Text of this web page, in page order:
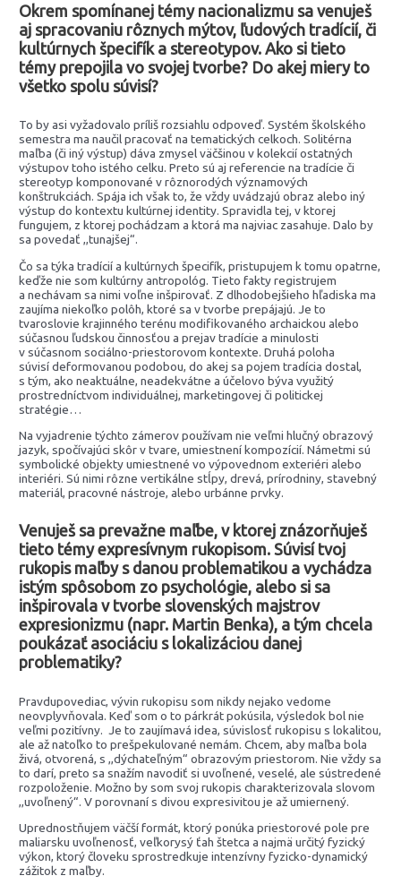
Okrem spomínanej témy nacionalizmu sa venuješ
aj spracovaniu rôznych mýtov, ľudových tradícií, či
kultúrnych špecifík a stereotypov. Ako si tieto
témy prepojila vo svojej tvorbe? Do akej miery to
všetko spolu súvisí?
To by asi vyžadovalo príliš rozsiahlu odpoveď. Systém školského
semestra ma naučil pracovať na tematických celkoch. Solitérna
maľba (či iný výstup) dáva zmysel väčšinou v kolekcií ostatných
výstupov toho istého celku. Preto sú aj referencie na tradície či
stereotyp komponované v rôznorodých významových
konštrukciách. Spája ich však to, že vždy uvádzajú obraz alebo iný
výstup do kontextu kultúrnej identity. Spravidla tej, v ktorej
fungujem, z ktorej pochádzam a ktorá ma najviac zasahuje. Dalo by
sa povedať ,,tunajšej“.
Čo sa týka tradícií a kultúrnych špecifík, pristupujem k tomu opatrne,
keďže nie som kultúrny antropológ. Tieto fakty registrujem
a nechávam sa nimi voľne inšpirovať. Z dlhodobejšieho hľadiska ma
zaujíma niekoľko polôh, ktoré sa v tvorbe prepájajú. Je to
tvaroslovie krajinného terénu modifikovaného archaickou alebo
súčasnou ľudskou činnosťou a prejav tradície a minulosti
v súčasnom sociálno-priestorovom kontexte. Druhá poloha
súvisí deformovanou podobou, do akej sa pojem tradícia dostal,
s tým, ako neaktuálne, neadekvátne a účelovo býva využitý
prostredníctvom individuálnej, marketingovej či politickej
stratégie…
Na vyjadrenie týchto zámerov používam nie veľmi hlučný obrazový
jazyk, spočívajúci skôr v tvare, umiestnení kompozícií. Námetmi sú
symbolické objekty umiestnené vo výpovednom exteriéri alebo
interiéri. Sú nimi rôzne vertikálne stĺpy, drevá, prírodniny, stavebný
materiál, pracovné nástroje, alebo urbánne prvky.
Venuješ sa prevažne maľbe, v ktorej znázorňuješ
tieto témy expresívnym rukopisom. Súvisí tvoj
rukopis maľby s danou problematikou a vychádza
istým spôsobom zo psychológie, alebo si sa
inšpirovala v tvorbe slovenských majstrov
expresionizmu (napr. Martin Benka), a tým chcela
poukázať asociáciu s lokalizáciou danej
problematiky?
Pravdupovediac, vývin rukopisu som nikdy nejako vedome
neovplyvňovala. Keď som o to párkrát pokúsila, výsledok bol nie
veľmi pozitívny. Je to zaujímavá idea, súvislosť rukopisu s lokalitou,
ale až natoľko to prešpekulované nemám. Chcem, aby maľba bola
živá, otvorená, s ,,dýchateľným“ obrazovým priestorom. Nie vždy sa
to darí, preto sa snažím navodiť si uvoľnené, veselé, ale sústredené
rozpoloženie. Možno by som svoj rukopis charakterizovala slovom
,,uvoľnený“. V porovnaní s divou expresivitou je až umiernený.
Uprednostňujem väčší formát, ktorý ponúka priestorové pole pre
maliarsku uvoľnenosť, veľkorysý ťah štetca a najmä určitý fyzický
výkon, ktorý človeku sprostredkuje intenzívny fyzicko-dynamický
zážitok z maľby.